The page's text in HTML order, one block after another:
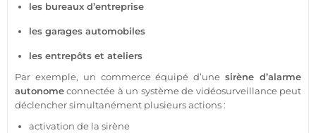
les bureaux d’entreprise
les garages automobiles
les entrepôts et ateliers
Par exemple, un commerceéquipé d’unesirène d’alarme
autonome connectée à un systèmede vidéosurveillancepeut
déclencher simultanément plusieurs actions :
activation de la sirène